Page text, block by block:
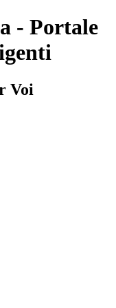
- Portale
Voi